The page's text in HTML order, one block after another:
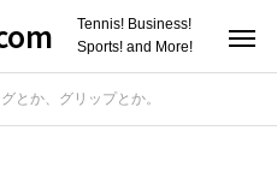
Tennis! Business!
Sports! and More!
とか、グリップとか。